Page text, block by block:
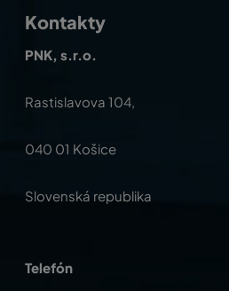
Kontakty
PNK, s.r.o.
Rastislavova 104,
040 01 Košice
Slovenská republika
Telefón